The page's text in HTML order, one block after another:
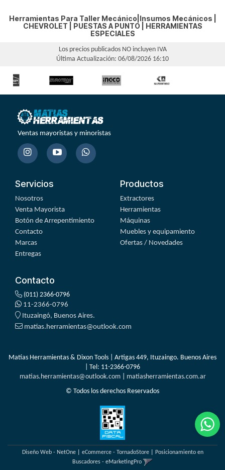
Herramientas Para Taller Mecánico|Insumos Mecánicos |
CHEVROLET
PUESTAS A PUNTO
HERRAMIENTAS
ESPECIALES
Los precios publicados NO incluyen IVA
Última Actualización: 06/08/2026 16:10
Ventas mayoristas y minoristas
Servicios
Nosotros
Venta Mayorista
Botón de Arrepentimiento
Contacto
Marcas
Entregas
Productos
Extractores
Herramientas
Máquinas
Muebles y equipamiento
Ofertas / Novedades
Contacto
(011) 2366-0796
11-2366-0796
Ituzaingó, Buenos Aires.
matias.herramientas@outlook.com
Matías Herramientas & Dixon Tools | Artigas 449, Ituzaingo. Buenos Aires
| Tel: 11-2366-0796
matias.herramientas@outlook.com| matiasherramientas.com.ar
© Todos los derechos Reservados
Diseño Web - NetOne| eCommerce - TornadoStore| Posicionamiento en
Buscadores - eMarketingPro